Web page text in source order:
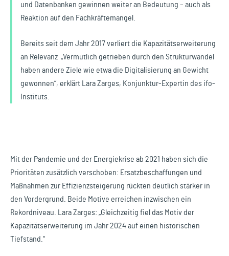
und Datenbanken gewinnen weiter an Bedeutung – auch als
Reaktion auf den Fachkräftemangel.
Bereits seit dem Jahr 2017 verliert die Kapazitätserweiterung
an Relevanz „Vermutlich getrieben durch den Strukturwandel
haben andere Ziele wie etwa die Digitalisierung an Gewicht
gewonnen“, erklärt Lara Zarges, Konjunktur-Expertin des ifo-
Instituts.
Mit der Pandemie und der Energiekrise ab 2021 haben sich die
Prioritäten zusätzlich verschoben: Ersatzbeschaffungen und
Maßnahmen zur Effizienzsteigerung rückten deutlich stärker in
den Vordergrund. Beide Motive erreichen inzwischen ein
Rekordniveau. Lara Zarges: „Gleichzeitig fiel das Motiv der
Kapazitätserweiterung im Jahr 2024 auf einen historischen
Tiefstand.“